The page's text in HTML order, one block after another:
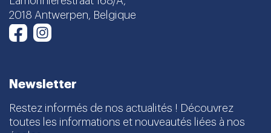
Newsletter
toutes les informations et nouveautés liées à nos